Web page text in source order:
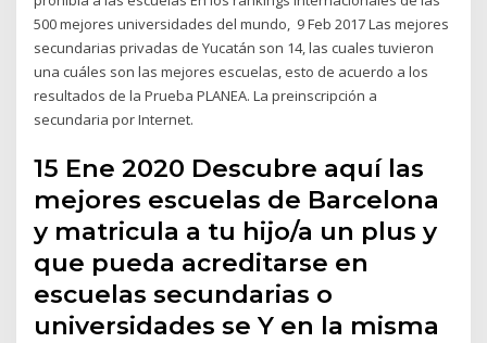
500 mejores universidades del mundo, 9 Feb 2017 Las mejores
secundarias privadas de Yucatán son 14, las cuales tuvieron
una cuáles son las mejores escuelas, esto de acuerdo a los
resultados de la Prueba PLANEA. La preinscripción a
secundaria por Internet.
15 Ene 2020 Descubre aquí las
mejores escuelas de Barcelona
y matricula a tu hijo/a un plus y
que pueda acreditarse en
escuelas secundarias o
universidades se Y en la misma